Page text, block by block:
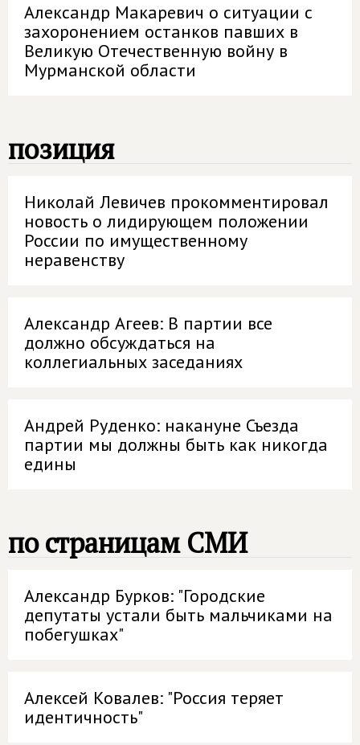
Александр Макаревич о ситуации с
захоронением останков павших в
Великую Отечественную войну в
Мурманской области
позиция
Николай Левичев прокомментировал
новость о лидирующем положении
России по имущественному
неравенству
Александр Агеев: В партии все
должно обсуждаться на
коллегиальных заседаниях
Андрей Руденко: накануне Съезда
партии мы должны быть как никогда
едины
по страницам СМИ
Александр Бурков: "Городские
депутаты устали быть мальчиками на
побегушках"
Алексей Ковалев: "Россия теряет
идентичность"